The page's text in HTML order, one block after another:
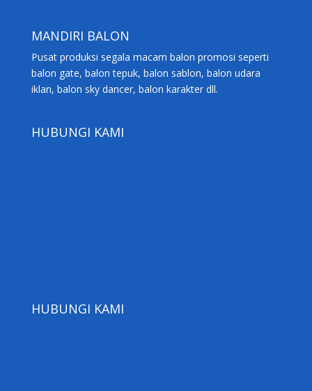
MANDIRI BALON
Pusat produksi segala macam balon promosi seperti
balon gate, balon tepuk, balon sablon, balon udara
iklan, balon sky dancer, balon karakter dll.
HUBUNGI KAMI
HUBUNGI KAMI